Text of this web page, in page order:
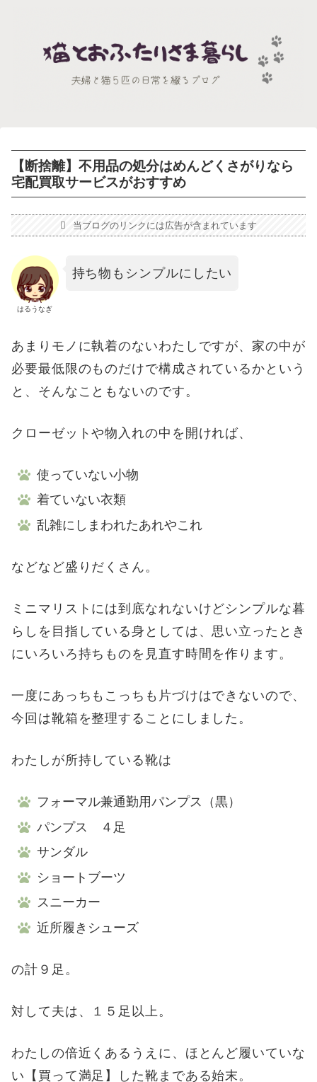
【断捨離】不用品の処分はめんどくさがりなら
宅配買取サービスがおすすめ
当ブログのリンクには広告が含まれています
はるうなぎ
持ち物もシンプルにしたい
あまりモノに執着のないわたしですが、家の中が
必要最低限のものだけで構成されているかという
と、そんなこともないのです。
クローゼットや物入れの中を開ければ、
使っていない小物
着ていない衣類
乱雑にしまわれたあれやこれ
などなど盛りだくさん。
ミニマリストには到底なれないけどシンプルな暮
らしを目指している身としては、思い立ったとき
にいろいろ持ちものを見直す時間を作ります。
一度にあっちもこっちも片づけはできないので、
今回は靴箱を整理することにしました。
わたしが所持している靴は
フォーマル兼通勤用パンプス（黒）
パンプス ４足
サンダル
ショートブーツ
スニーカー
近所履きシューズ
の計９足。
対して夫は、１５足以上。
わたしの倍近くあるうえに、ほとんど履いていな
い【買って満足】した靴まである始末。